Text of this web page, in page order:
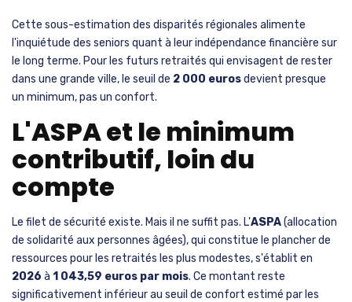
Cette sous-estimation des disparités régionales alimente
l'inquiétude des seniors quant à leur indépendance financière sur
le long terme. Pour les futurs retraités qui envisagent de rester
dans une grande ville, le seuil de 2 000 eurosdevient presque
un minimum, pas un confort.
L'ASPA et le minimum
contributif, loin du
compte
Le filet de sécurité existe. Mais il ne suffit pas. L'ASPA(allocation
de solidarité aux personnes âgées), qui constitue le plancher de
ressources pour les retraités les plus modestes, s'établit en
2026 à 1 043,59 euros par mois. Ce montant reste
significativement inférieur au seuil de confort estimé par les